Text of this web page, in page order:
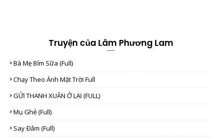
Truyện của Lâm Phương Lam
Bà Mẹ Bỉm Sữa (full)
Chạy Theo Ánh Mặt Trời Full
GỬI THANH XUÂN Ở LẠI (FULL)
Mụ Ghẻ (full)
Say Đắm (full)